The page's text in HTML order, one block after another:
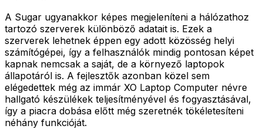
A Sugar ugyanakkor képes megjeleníteni a hálózathoz
tartozó szerverek különböző adatait is. Ezek a
szerverek lehetnek éppen egy adott közösség helyi
számítógépei, így a felhasználók mindig pontosan képet
kapnak nemcsak a saját, de a környező laptopok
állapotáról is. A fejlesztők azonban közel sem
elégedettek még az immár XO Laptop Computer névre
hallgató készülékek teljesítményével és fogyasztásával,
így a piacra dobása előtt még szeretnék tökéletesíteni
néhány funkcióját.